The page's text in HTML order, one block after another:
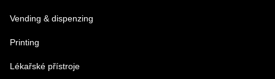
Vending & dispenzing
Printing
Lékařské přístroje